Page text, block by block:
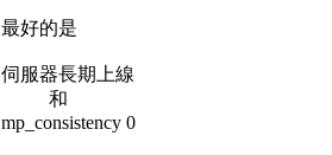
最好的是
伺服器長期上線
和
mp_consistency 0